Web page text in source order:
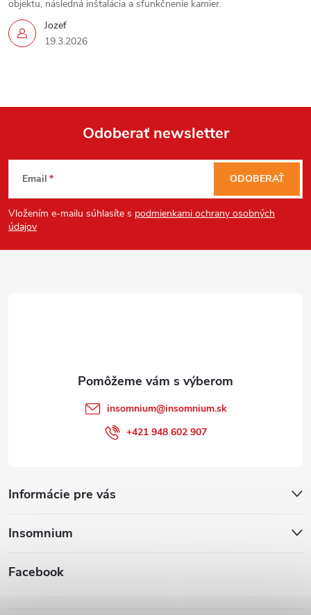
p
u
Jozef
19.3.2026
objektu, následná inštalácia a sfunkčnenie kamier.
Z
á
p
Odoberať newsletter
Email
Vložením e-mailu súhlasíte s podmienkami ochrany osobných
údajov
ODOBERAŤ
Informácie pre vás
Insomnium
Facebook
insomnium@insomnium.sk
+421 948 602 907